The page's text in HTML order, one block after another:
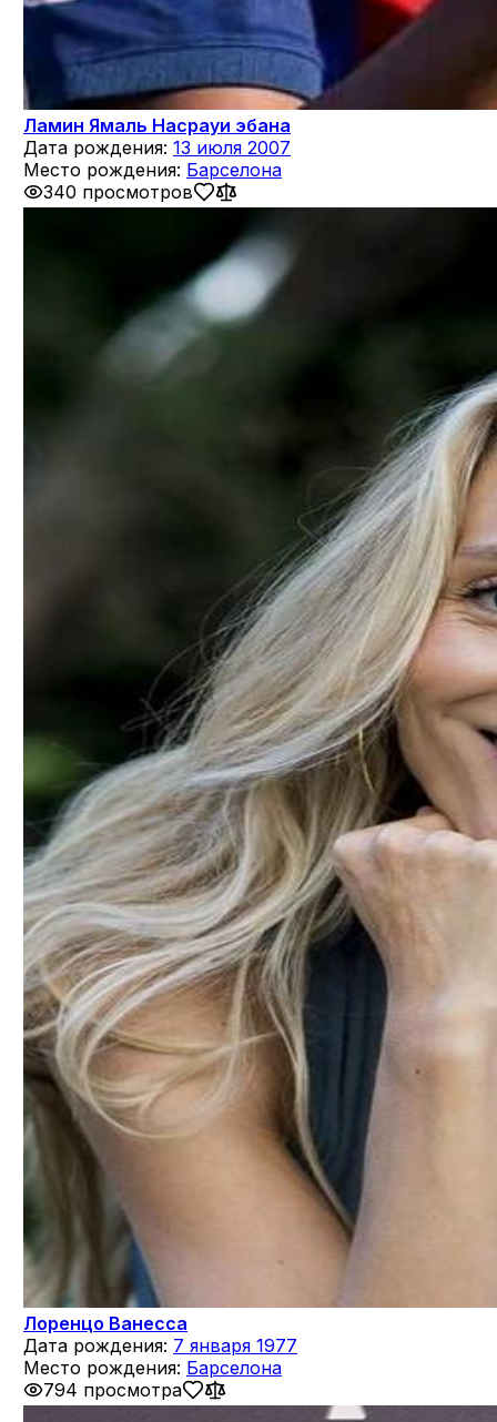
Ламин Ямаль Насрауи эбана
Дата рождения: 13 июля 2007
Место рождения: Барселона
340 просмотров
Лоренцо Ванесса
Дата рождения: 7 января 1977
Место рождения: Барселона
794 просмотра